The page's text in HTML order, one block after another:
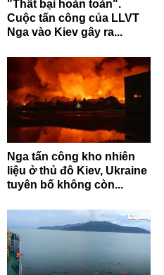
"Thất bại hoàn toàn".
Cuộc tấn công của LLVT
Nga vào Kiev gây ra...
Nga tấn công kho nhiên
liệu ở thủ đô Kiev, Ukraine
tuyên bố không còn...